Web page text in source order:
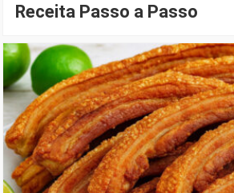
Receita Passo a Passo